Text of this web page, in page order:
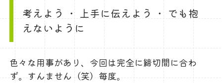
考えよう ・ 上手に伝えよう ・ でも抱
えないように
色々な用事があり、今回は完全に締切間に合わ
ず。すんません（笑）毎度。